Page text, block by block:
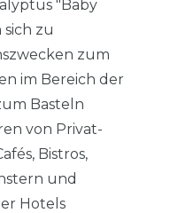
"Baby
zu
zum
im Bereich der
Basteln
von Privat-
Bistros,
und
Hotels